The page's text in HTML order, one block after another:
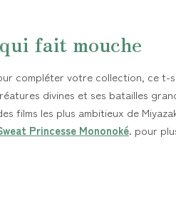
fait mouche
compléter votre collection, ce t-
divines et ses batailles
films les plus ambitieux de
Princesse Mononoké. pour